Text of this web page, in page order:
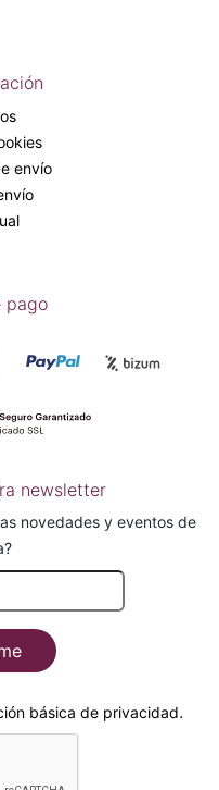
envío
pago
newsletter
novedades y eventos de
básica de privacidad.